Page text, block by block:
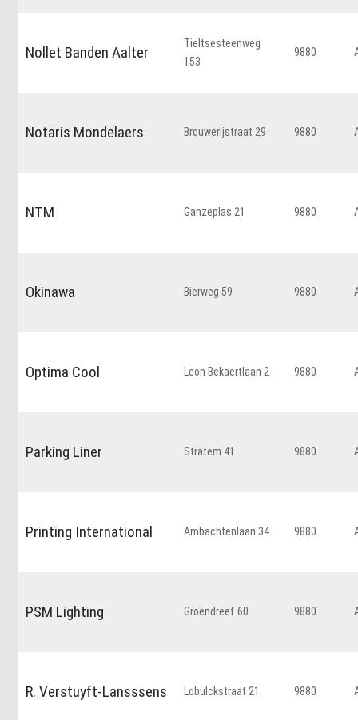
Nollet Banden Aalter
Tieltsesteenweg
153
9880
Notaris Mondelaers Brouwerijstraat 29 9880
NTM Ganzeplas 21 9880
Okinawa Bierweg 59 9880
Optima Cool Leon Bekaertlaan 2 9880
Parking Liner Stratem 41 9880
Printing International Ambachtenlaan 34 9880
PSM Lighting Groendreef 60 9880
R. Verstuyft-Lansssens Lobulckstraat 21 9880